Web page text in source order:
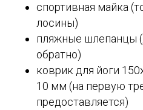
спортивная майка
лосины)
пляжные шлепанцы
обратно)
коврик для йоги
10 мм (на первую
предоставляется)